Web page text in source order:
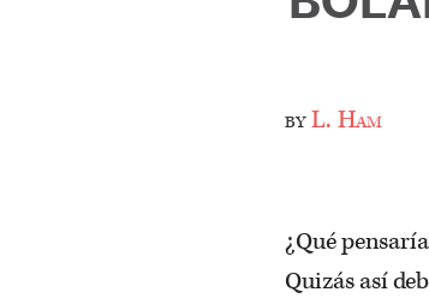
byL. Ham
¿Qué
Quizás así